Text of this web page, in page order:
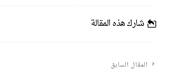
شارك هذه المقالة
المقال السابق